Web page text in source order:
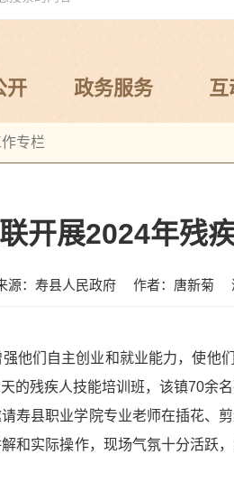
开 政务服务 互
专栏
开展2024年残
源：寿县人民政府 作者：唐新菊
他们自主创业和就业能力，使
的残疾人技能培训班，该镇70余名
寿县职业学院专业老师在插花、
和实际操作，现场气氛十分活跃